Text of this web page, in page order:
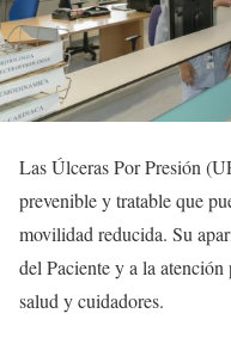
Las Úlceras Por Presión
prevenible y tratable que
movilidad reducida. Su
del Paciente y a la atención
salud y cuidadores.